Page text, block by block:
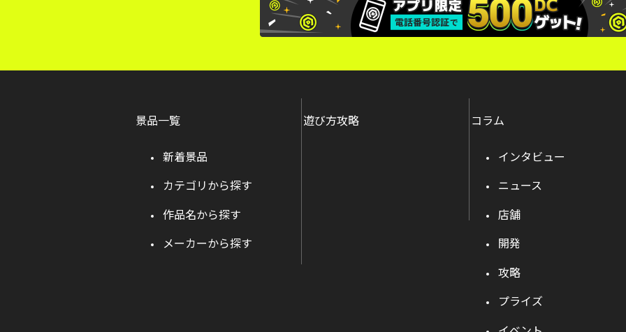
景品一覧
新着景品
カテゴリから探す
作品名から探す
メーカーから探す
遊び方攻略 コラム
インタビュー
ニュース
店舗
開発
攻略
プライズ